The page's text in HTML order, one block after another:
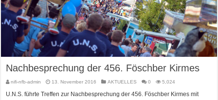
Nachbesprechung der 456. Föschber Kirmes
nifi-nfb-admin 13. November 2016 AKTUELLES 0 5,024
U.N.S. führte Treffen zur Nachbesprechung der 456. Föschber Kirmes mit